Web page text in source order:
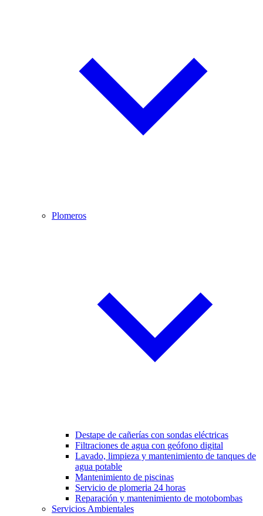
Plomeros
Destape de cañerías con sondas eléctricas
Filtraciones de agua con geófono digital
Lavado, limpieza y mantenimiento de tanques de
agua potable
Mantenimiento de piscinas
Servicio de plomeria 24 horas
Reparación y mantenimiento de motobombas
Servicios Ambientales